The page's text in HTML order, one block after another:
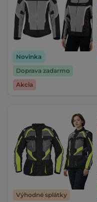
Novinka
Doprava zadarmo
Akcia
Výhodné splátky